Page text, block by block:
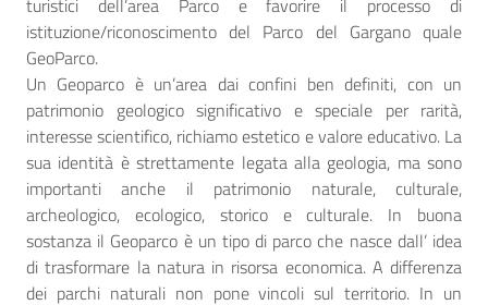
turistici dell’area Parco e favorire il processo di
istituzione/riconoscimento del Parco del Gargano quale
GeoParco.
Un Geoparco è un’area dai confini ben definiti, con un
patrimonio geologico significativo e speciale per rarità,
interesse scientifico, richiamo estetico e valore educativo. La
sua identità è strettamente legata alla geologia, ma sono
importanti anche il patrimonio naturale, culturale,
archeologico, ecologico, storico e culturale. In buona
sostanza il Geoparco è un tipo di parco che nasce dall’ idea
di trasformare la natura in risorsa economica. A differenza
dei parchi naturali non pone vincoli sul territorio. In un